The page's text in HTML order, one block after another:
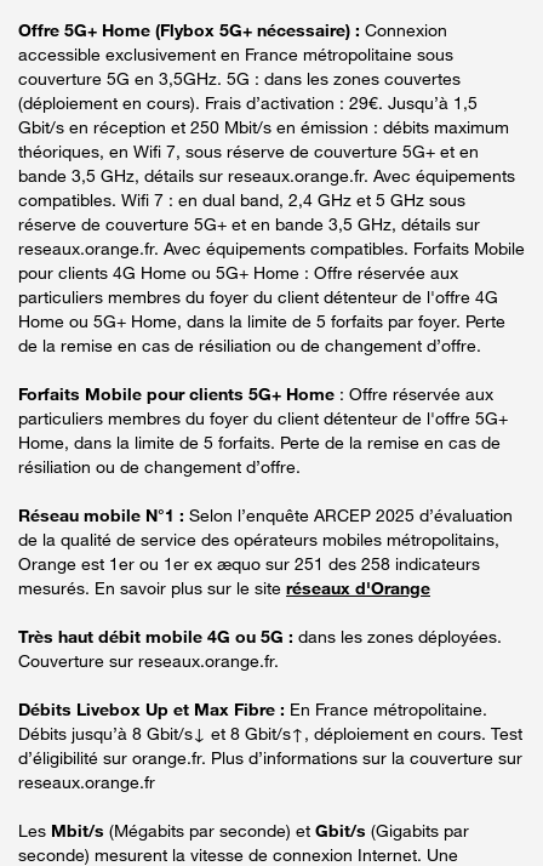
Offre 5G+ Home (Flybox 5G+ nécessaire) : Connexion
accessible exclusivement en France métropolitaine sous
couverture 5G en 3,5GHz. 5G : dans les zones couvertes
(déploiement en cours). Frais d’activation : 29€. Jusqu’à 1,5
Gbit/s en réception et 250 Mbit/s en émission : débits maximum
théoriques, en Wifi 7, sous réserve de couverture 5G+ et en
bande 3,5 GHz, détails sur reseaux.orange.fr. Avec équipements
compatibles. Wifi 7 : en dual band, 2,4 GHz et 5 GHz sous
réserve de couverture 5G+ et en bande 3,5 GHz, détails sur
reseaux.orange.fr. Avec équipements compatibles. Forfaits Mobile
pour clients 4G Home ou 5G+ Home : Offre réservée aux
particuliers membres du foyer du client détenteur de l'offre 4G
Home ou 5G+ Home, dans la limite de 5 forfaits par foyer. Perte
de la remise en cas de résiliation ou de changement d’offre.
Forfaits Mobile pour clients 5G+ Home : Offre réservée aux
particuliers membres du foyer du client détenteur de l'offre 5G+
Home, dans la limite de 5 forfaits. Perte de la remise en cas de
résiliation ou de changement d’offre.
Réseau mobile N°1 : Selon l’enquête ARCEP 2025 d’évaluation
de la qualité de service des opérateurs mobiles métropolitains,
Orange est 1er ou 1er ex æquo sur 251 des 258 indicateurs
mesurés. En savoir plus sur le site réseaux d'Orange
Très haut débit mobile 4G ou 5G : dans les zones déployées.
Couverture sur reseaux.orange.fr.
Débits Livebox Up et Max Fibre : En France métropolitaine.
Débits jusqu’à 8 Gbit/s↓ et 8 Gbit/s↑, déploiement en cours. Test
d’éligibilité sur orange.fr. Plus d’informations sur la couverture sur
reseaux.orange.fr
Les Mbit/s (Mégabits par seconde) et Gbit/s (Gigabits par
seconde) mesurent la vitesse de connexion Internet. Une